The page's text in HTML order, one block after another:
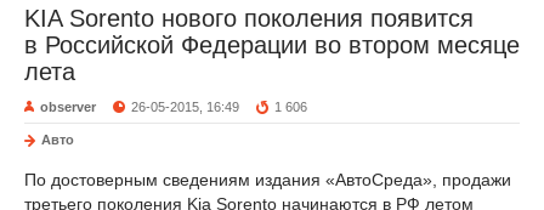
KIA Sorento нового поколения появится
в Российской Федерации во втором месяце
лета
observer 26-05-2015, 16:49 1 606
Авто
По достоверным сведениям издания «АвтоСреда», продажи
третьего поколения Kia Sorento начинаются в РФ летом